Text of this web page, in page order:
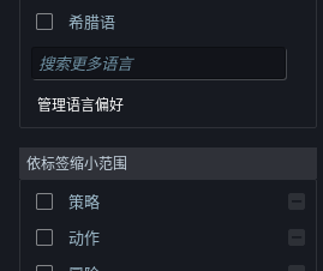
© Valve Corporation。保留所有权利。所有商标均为其在
律信息| 无障碍
希腊语
管理语言偏好
依标签缩小范围
策略
动作